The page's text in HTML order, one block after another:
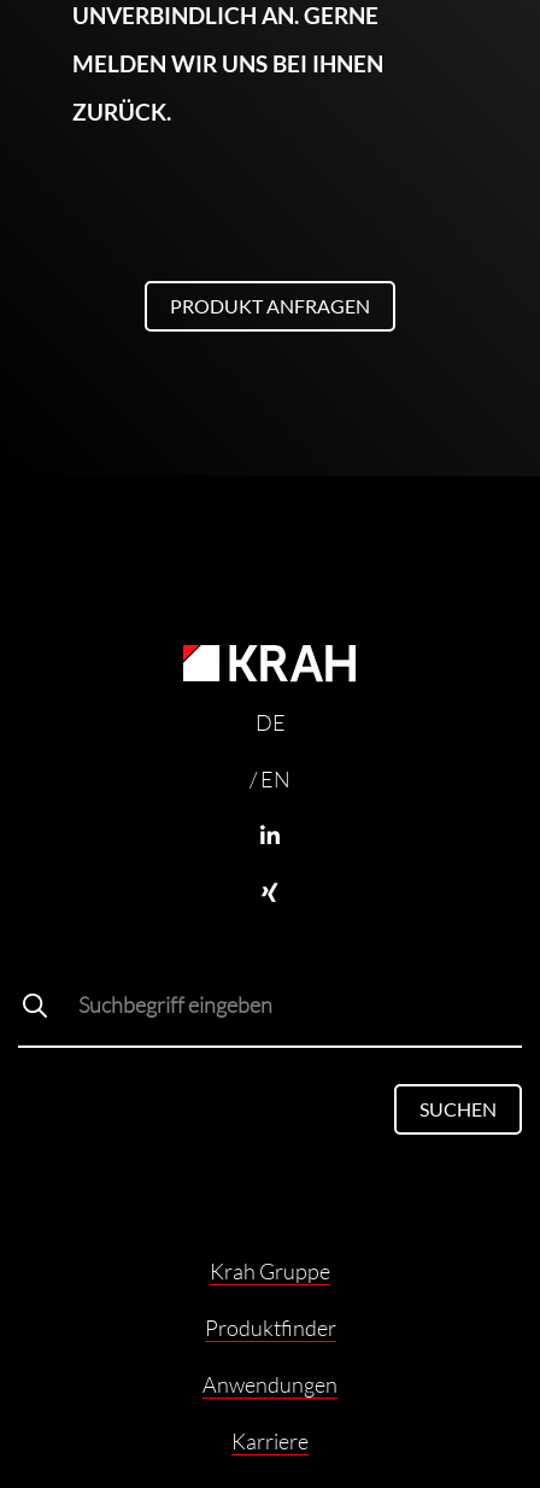
UNVERBINDLICH AN. GERNE
MELDEN WIR UNS BEI IHNEN
ZURÜCK.
PRODUKT ANFRAGEN
DE
/ EN
SUCHEN
Krah Gruppe
Produktfinder
Anwendungen
Karriere